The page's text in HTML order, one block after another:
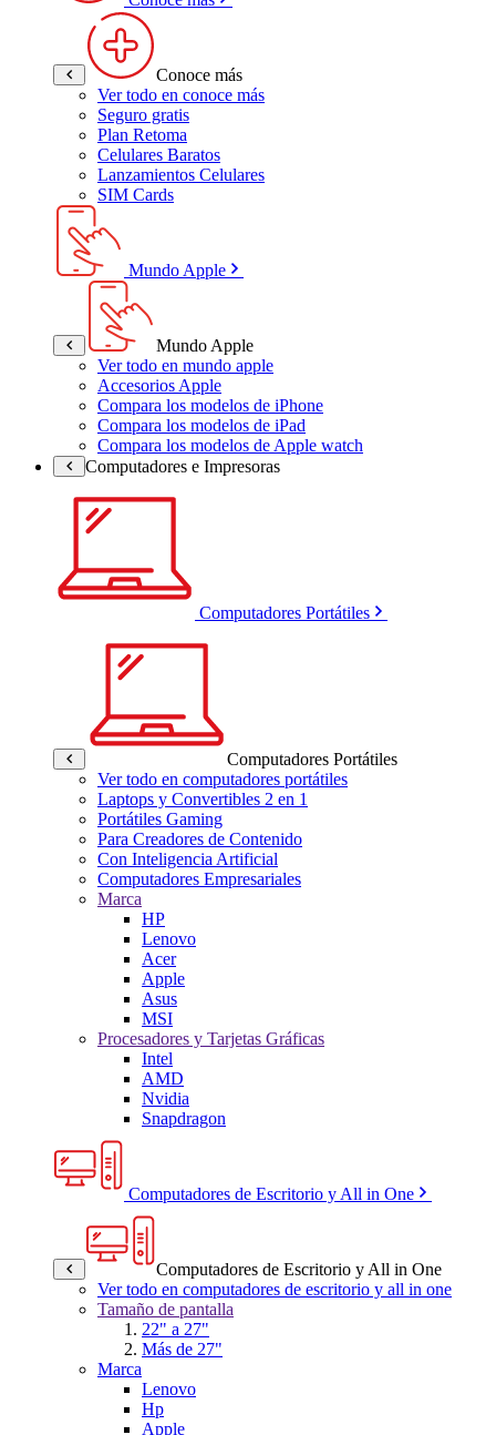
Conoce más
Ver todo en conoce más
Seguro gratis
Plan Retoma
Celulares Baratos
Lanzamientos Celulares
SIM Cards
Mundo Apple
Mundo Apple
Ver todo en mundo apple
Accesorios Apple
Compara los modelos de iPhone
Compara los modelos de iPad
Compara los modelos de Apple watch
Computadores e Impresoras
Computadores Portátiles
Computadores Portátiles
Ver todo en computadores portátiles
Laptops y Convertibles 2 en 1
Portátiles Gaming
Para Creadores de Contenido
Con Inteligencia Artificial
Computadores Empresariales
Marca
HP
Lenovo
Acer
Apple
Asus
MSI
Procesadores y Tarjetas Gráficas
Intel
AMD
Nvidia
Snapdragon
Computadores de Escritorio y All in One
Computadores de Escritorio y All in One
Ver todo en computadores de escritorio y all in one
Tamaño de pantalla
22" a 27"
Más de 27"
Marca
Lenovo
Hp
Apple